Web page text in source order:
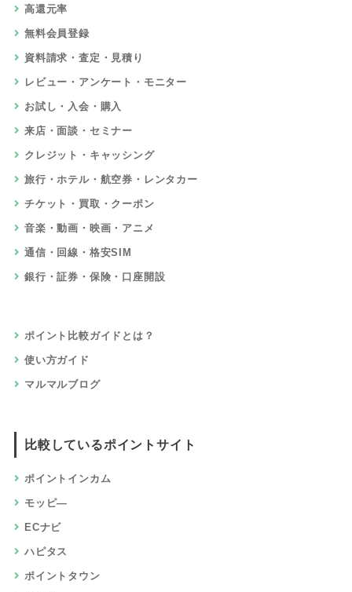
高還元率
無料会員登録
資料請求・査定・見積り
レビュー・アンケート・モニター
お試し・入会・購入
来店・面談・セミナー
クレジット・キャッシング
旅行・ホテル・航空券・レンタカー
チケット・買取・クーポン
音楽・動画・映画・アニメ
通信・回線・格安SIM
銀行・証券・保険・口座開設
ポイント比較ガイドとは？
使い方ガイド
マルマルブログ
比較しているポイントサイト
ポイントインカム
モッピ―
ECナビ
ハピタス
ポイントタウン